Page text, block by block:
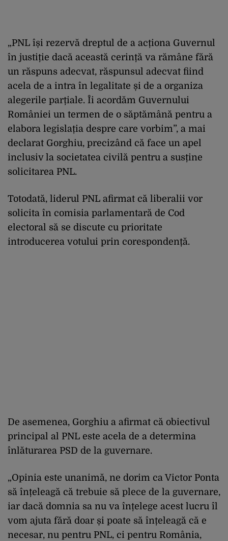
„PNL își rezervă dreptul de a acționa Guvernul
în justiție dacă această cerință va rămâne fără
un răspuns adecvat, răspunsul adecvat fiind
acela de a intra în legalitate și de a organiza
alegerile parțiale. Îi acordăm Guvernului
României un termen de o săptămână pentru a
elabora legislația despre care vorbim”, a mai
declarat Gorghiu, precizând că face un apel
inclusiv la societatea civilă pentru a susține
solicitarea PNL.
Totodată, liderul PNL afirmat că liberalii vor
solicita în comisia parlamentară de Cod
electoral să se discute cu prioritate
introducerea votului prin corespondență.
De asemenea, Gorghiu a afirmat că obiectivul
principal al PNL este acela de a determina
înlăturarea PSD de la guvernare.
„Opinia este unanimă, ne dorim ca Victor Ponta
să înțeleagă că trebuie să plece de la guvernare,
iar dacă domnia sa nu va înțelege acest lucru îl
vom ajuta fără doar și poate să înțeleagă că e
necesar, nu pentru PNL, ci pentru România,